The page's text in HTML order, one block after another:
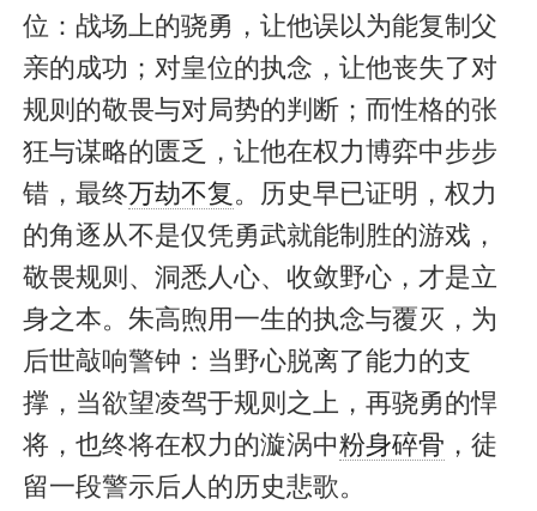
位：战场上的骁勇，让他误以为能复制父
亲的成功；对皇位的执念，让他丧失了对
规则的敬畏与对局势的判断；而性格的张
狂与谋略的匮乏，让他在权力博弈中步步
错，最终万劫不复 。历史早已证明，权力
的角逐从不是仅凭勇武就能制胜的游戏，
敬畏规则、洞悉人心、收敛野心，才是立
身之本。朱高煦用一生的执念与覆灭，为
后世敲响警钟：当野心脱离了能力的支
撑，当欲望凌驾于规则之上，再骁勇的悍
将，也终将在权力的漩涡中粉身碎骨 ，徒
留一段警示后人的历史悲歌。